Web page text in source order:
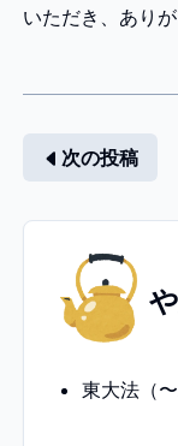
いただき、あり
次の投稿
か
東大法（